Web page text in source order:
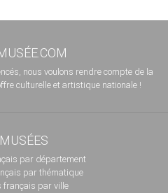
nous voulons rendre compte de la
culturelle et artistique nationale !
par département
par thématique
français par ville